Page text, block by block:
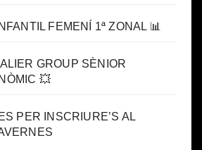
FEMENÍ 1ª ZONAL 📊
GROUP SÈNIOR
💥
PER INSCRIURE’S AL